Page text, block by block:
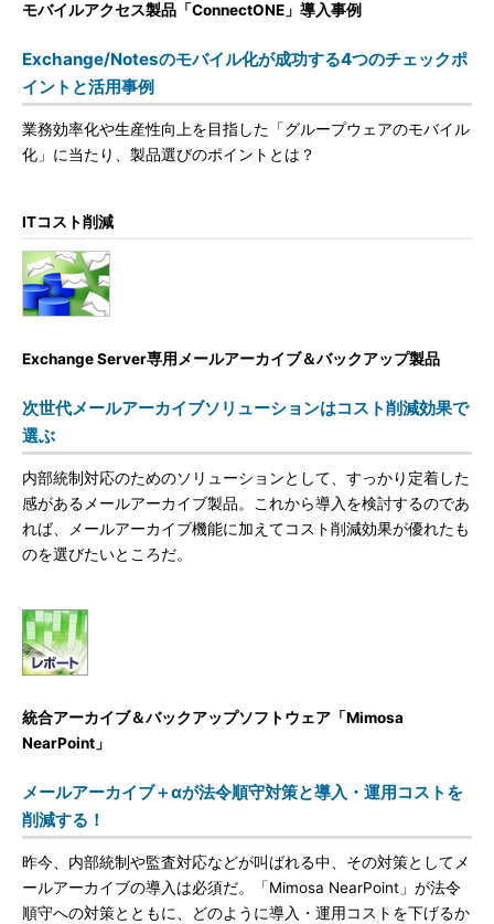
モバイルアクセス製品「ConnectONE」導入事例
Exchange/Notesのモバイル化が成功する4つのチェックポ
イントと活用事例
業務効率化や生産性向上を目指した「グループウェアのモバイル
化」に当たり、製品選びのポイントとは？
ITコスト削減
Exchange Server専用メールアーカイブ＆バックアップ製品
次世代メールアーカイブソリューションはコスト削減効果で
選ぶ
内部統制対応のためのソリューションとして、すっかり定着した
感があるメールアーカイブ製品。これから導入を検討するのであ
れば、メールアーカイブ機能に加えてコスト削減効果が優れたも
のを選びたいところだ。
統合アーカイブ＆バックアップソフトウェア「Mimosa
NearPoint」
メールアーカイブ＋αが法令順守対策と導入・運用コストを
削減する！
昨今、内部統制や監査対応などが叫ばれる中、その対策としてメ
ールアーカイブの導入は必須だ。「Mimosa NearPoint」が法令
順守への対策とともに、どのように導入・運用コストを下げるか